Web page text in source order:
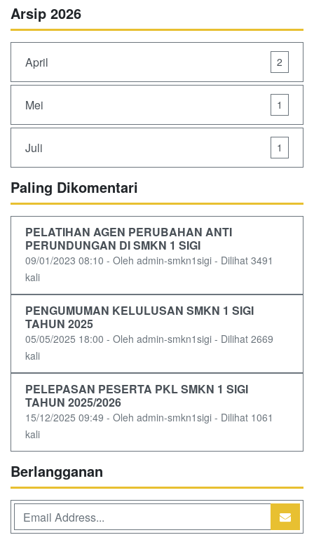
Arsip 2026
April 2
Mei 1
Juli 1
Paling Dikomentari
PELATIHAN AGEN PERUBAHAN ANTI
PERUNDUNGAN DI SMKN 1 SIGI
09/01/2023 08:10 - Oleh admin-smkn1sigi - Dilihat 3491
kali
PENGUMUMAN KELULUSAN SMKN 1 SIGI
TAHUN 2025
05/05/2025 18:00 - Oleh admin-smkn1sigi - Dilihat 2669
kali
PELEPASAN PESERTA PKL SMKN 1 SIGI
TAHUN 2025/2026
15/12/2025 09:49 - Oleh admin-smkn1sigi - Dilihat 1061
kali
Berlangganan